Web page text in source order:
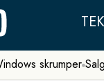
skrumper